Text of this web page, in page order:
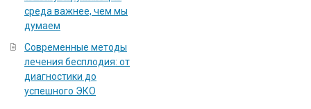
среда важнее, чем мы
думаем
Современные методы
лечения бесплодия: от
диагностики до
успешного ЭКО